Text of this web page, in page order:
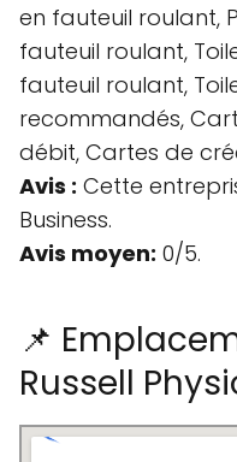
en fauteuil roulant,
fauteuil roulant,
fauteuil roulant,
recommandés,
débit, Cartes de
Avis : Cette
Business.
Avis moyen: 0/5.
📌
Russell